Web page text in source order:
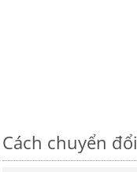
Cách chuyển